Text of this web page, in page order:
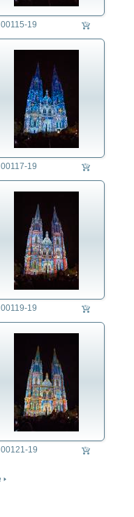
00115-19
00117-19
00119-19
00121-19
🢒